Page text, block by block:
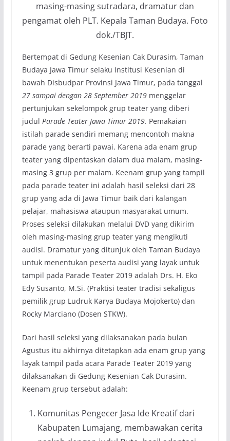
masing-masing sutradara, dramatur dan
pengamat oleh PLT. Kepala Taman Budaya. Foto
dok./TBJT.
Bertempat di Gedung Kesenian Cak Durasim, Taman
Budaya Jawa Timur selaku Institusi Kesenian di
bawah Disbudpar Provinsi Jawa Timur, pada tanggal
27 sampai dengan 28 September 2019 menggelar
pertunjukan sekelompok grup teater yang diberi
judul Parade Teater Jawa Timur 2019. Pemakaian
istilah parade sendiri memang mencontoh makna
parade yang berarti pawai. Karena ada enam grup
teater yang dipentaskan dalam dua malam, masing-
masing 3 grup per malam. Keenam grup yang tampil
pada parade teater ini adalah hasil seleksi dari 28
grup yang ada di Jawa Timur baik dari kalangan
pelajar, mahasiswa ataupun masyarakat umum.
Proses seleksi dilakukan melalui DVD yang dikirim
oleh masing-masing grup teater yang mengikuti
audisi. Dramatur yang ditunjuk oleh Taman Budaya
untuk menentukan peserta audisi yang layak untuk
tampil pada Parade Teater 2019 adalah Drs. H. Eko
Edy Susanto, M.Si. (Praktisi teater tradisi sekaligus
pemilik grup Ludruk Karya Budaya Mojokerto) dan
Rocky Marciano (Dosen STKW).
Dari hasil seleksi yang dilaksanakan pada bulan
Agustus itu akhirnya ditetapkan ada enam grup yang
layak tampil pada acara Parade Teater 2019 yang
dilaksanakan di Gedung Kesenian Cak Durasim.
Keenam grup tersebut adalah:
Komunitas Pengecer Jasa Ide Kreatif dari
Kabupaten Lumajang, membawakan cerita